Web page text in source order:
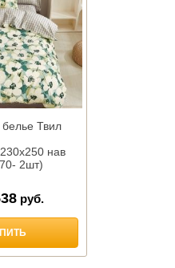
Твил
нав
2шт)
руб.